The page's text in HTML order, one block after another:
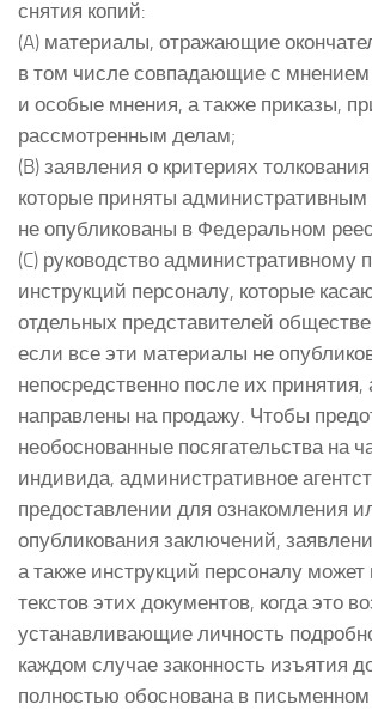
снятия копий:
(A) материалы, отражающие
в том числе совпадающие с
и особые мнения, а также приказы,
рассмотренным делам;
(B) заявления о критериях
которые приняты административным
не опубликованы в Федеральном
(C) руководство административному
инструкций персоналу, которые
отдельных представителей
если все эти материалы не
непосредственно после их принятия,
направлены на продажу. Чтобы
необоснованные посягательства на
индивида, административное
предоставлении для ознакомления
опубликования заключений,
а также инструкций персоналу может
текстов этих документов, когда это
устанавливающие личность
каждом случае законность изъятия
полностью обоснована в